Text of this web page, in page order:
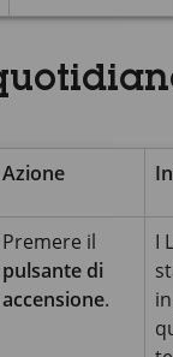
Azione
Premere il
pulsante di
accensione.
I